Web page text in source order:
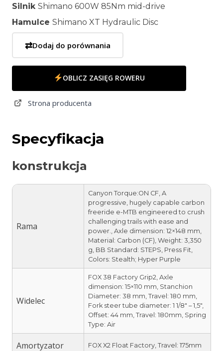
Silnik Shimano 600W 85Nm mid-drive
Hamulce Shimano XT Hydraulic Disc
⇄Dodaj do porównania
OBLICZ ZASIĘG ROWERU
Strona producenta
Specyfikacja
konstrukcja
Rama
Canyon Torque:ON CF, A
progressive, hugely capable carbon
freeride e-MTB engineered to crush
challenging trails with ease and
power., Axle dimension: 12×148 mm,
Material: Carbon (CF), Weight: 3,350
g, BB Standard: STEPS, Press Fit,
Colors: Stealth; Hyper Purple
Widelec
FOX 38 Factory Grip2, Axle
dimension: 15×110 mm, Stanchion
Diameter: 38 mm, Travel: 180 mm,
Fork steer tube diameter: 1 1/8″ – 1,5″,
Offset: 44 mm, Travel: 180mm, Spring
Type: Air
Amortyzator FOX X2 Float Factory, Travel: 175mm